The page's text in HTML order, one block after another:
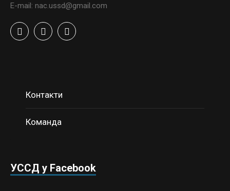
E-mail: nac.ussd@gmail.com
Контакти
Команда
УССД у Facebook